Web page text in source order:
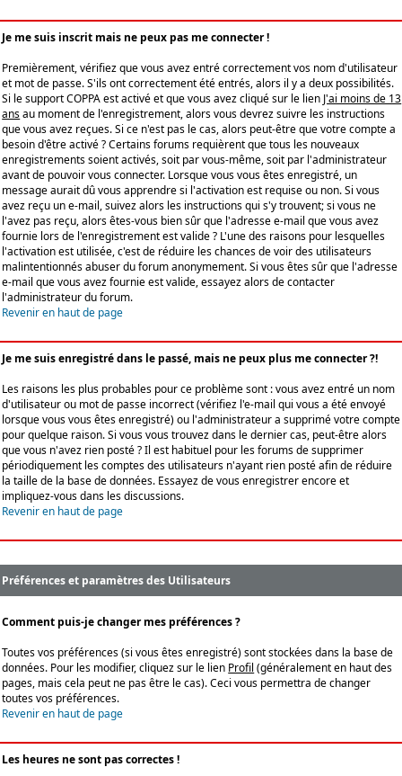
Je me suis inscrit mais ne peux pas me connecter !
Premièrement, vérifiez que vous avez entré correctement vos nom d'utilisateur
et mot de passe. S'ils ont correctement été entrés, alors il y a deux possibilités.
Si le support COPPA est activé et que vous avez cliqué sur le lien J'ai moins de 13
ansau moment de l'enregistrement, alors vous devrez suivre les instructions
que vous avez reçues. Si ce n'est pas le cas, alors peut-être que votre compte a
besoin d'être activé ? Certains forums requièrent que tous les nouveaux
enregistrements soient activés, soit par vous-même, soit par l'administrateur
avant de pouvoir vous connecter. Lorsque vous vous êtes enregistré, un
message aurait dû vous apprendre si l'activation est requise ou non. Si vous
avez reçu un e-mail, suivez alors les instructions qui s'y trouvent; si vous ne
l'avez pas reçu, alors êtes-vous bien sûr que l'adresse e-mail que vous avez
fournie lors de l'enregistrement est valide ? L'une des raisons pour lesquelles
l'activation est utilisée, c'est de réduire les chances de voir des utilisateurs
malintentionnés abuser du forum anonymement. Si vous êtes sûr que l'adresse
e-mail que vous avez fournie est valide, essayez alors de contacter
l'administrateur du forum.
Revenir en haut de page
Je me suis enregistré dans le passé, mais ne peux plus me connecter ?!
Les raisons les plus probables pour ce problème sont : vous avez entré un nom
d'utilisateur ou mot de passe incorrect (vérifiez l'e-mail qui vous a été envoyé
lorsque vous vous êtes enregistré) ou l'administrateur a supprimé votre compte
pour quelque raison. Si vous vous trouvez dans le dernier cas, peut-être alors
que vous n'avez rien posté ? Il est habituel pour les forums de supprimer
périodiquement les comptes des utilisateurs n'ayant rien posté afin de réduire
la taille de la base de données. Essayez de vous enregistrer encore et
impliquez-vous dans les discussions.
Revenir en haut de page
Préférences et paramètres des Utilisateurs
Comment puis-je changer mes préférences ?
Toutes vos préférences (si vous êtes enregistré) sont stockées dans la base de
données. Pour les modifier, cliquez sur le lien Profil (généralement en haut des
pages, mais cela peut ne pas être le cas). Ceci vous permettra de changer
toutes vos préférences.
Revenir en haut de page
Les heures ne sont pas correctes !